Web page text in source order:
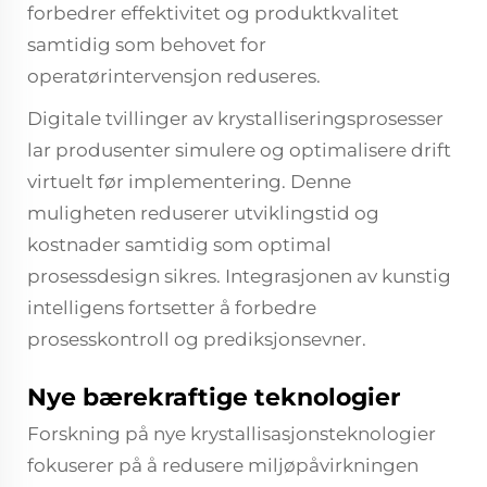
forbedrer effektivitet og produktkvalitet
samtidig som behovet for
operatørintervensjon reduseres.
Digitale tvillinger av krystalliseringsprosesser
lar produsenter simulere og optimalisere drift
virtuelt før implementering. Denne
muligheten reduserer utviklingstid og
kostnader samtidig som optimal
prosessdesign sikres. Integrasjonen av kunstig
intelligens fortsetter å forbedre
prosesskontroll og prediksjonsevner.
Nye bærekraftige teknologier
Forskning på nye krystallisasjonsteknologier
fokuserer på å redusere miljøpåvirkningen